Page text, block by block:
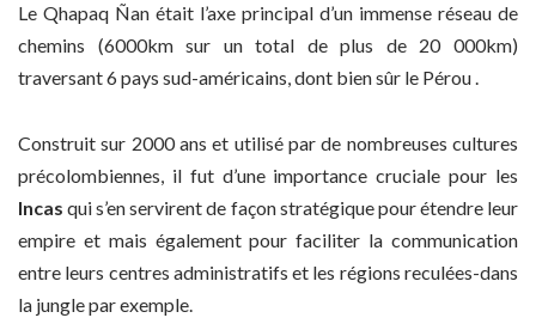
Le Qhapaq Ñan était l’axe principal d’un immense réseau de
chemins (6000km sur un total de plus de 20 000km)
traversant 6 pays sud-américains, dont bien sûr le Pérou .
Construit sur 2000 ans et utilisé par de nombreuses cultures
précolombiennes, il fut d’une importance cruciale pour les
Incas qui s’en servirent de façon stratégique pour étendre leur
empire et mais également pour faciliter la communication
entre leurs centres administratifs et les régions reculées-dans
la jungle par exemple.